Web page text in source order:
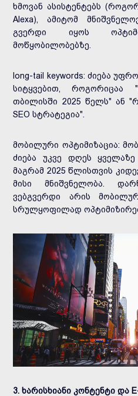
ხმოვან ასისტენტებს
Alexa), ამიტომ
გვერდი იყოს
მოწყობილობებზე.
long-tail keywords: ძიება
სიტყვებით, როგორიცაა
თბილისში 2025 წელს" ან
SEO სტრატეგია".
მობილური ოპტიმიზაცია:
ძიება უკვე დღეს ყველაზე
მაგრამ 2025 წლისთვის
მისი მნიშვნელობა.
ვებგვერდი არის
სრულყოფილად
3. ხარისხიანი კონტენტი და